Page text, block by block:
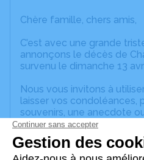
Chère famille, chers amis,
C’est avec une grande
annonçons le décès de
survenu le dimanche 13
Nous vous invitons à
laisser vos condoléances,
souvenirs, une anecdote
à travers des poèmes ou
est un lieu d'expression
mémoire de Chantal